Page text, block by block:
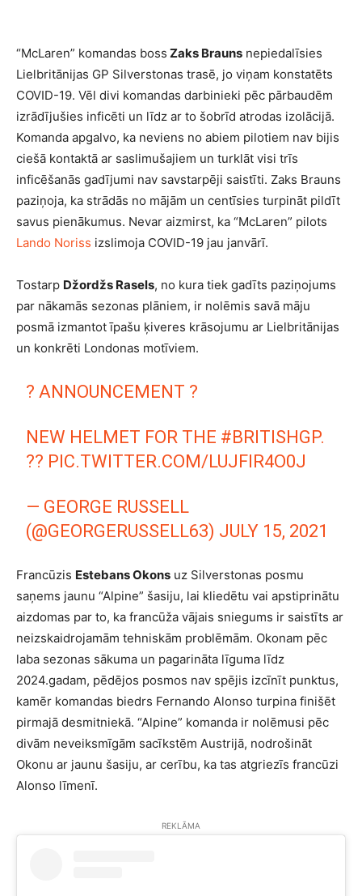
“McLaren” komandas boss Zaks Brauns nepiedalīsies
Lielbritānijas GP Silverstonas trasē, jo viņam konstatēts
COVID-19. Vēl divi komandas darbinieki pēc pārbaudēm
izrādījušies inficēti un līdz ar to šobrīd atrodas izolācijā.
Komanda apgalvo, ka neviens no abiem pilotiem nav bijis
ciešā kontaktā ar saslimušajiem un turklāt visi trīs
inficēšanās gadījumi nav savstarpēji saistīti. Zaks Brauns
paziņoja, ka strādās no mājām un centīsies turpināt pildīt
savus pienākumus. Nevar aizmirst, ka “McLaren” pilots
Lando Noriss izslimoja COVID-19 jau janvārī.
Tostarp Džordžs Rasels, no kura tiek gadīts paziņojums
par nākamās sezonas plāniem, ir nolēmis savā māju
posmā izmantot īpašu ķiveres krāsojumu ar Lielbritānijas
un konkrēti Londonas motīviem.
? ANNOUNCEMENT ?
NEW HELMET FOR THE #BRITISHGP.
?? PIC.TWITTER.COM/LUJFIR4O0J
— GEORGE RUSSELL
(@GEORGERUSSELL63) JULY 15, 2021
Francūzis Estebans Okons uz Silverstonas posmu
saņems jaunu “Alpine” šasiju, lai kliedētu vai apstiprinātu
aizdomas par to, ka francūža vājais sniegums ir saistīts ar
neizskaidrojamām tehniskām problēmām. Okonam pēc
laba sezonas sākuma un pagarināta līguma līdz
2024.gadam, pēdējos posmos nav spējis izcīnīt punktus,
kamēr komandas biedrs Fernando Alonso turpina finišēt
pirmajā desmitniekā. “Alpine” komanda ir nolēmusi pēc
divām neveiksmīgām sacīkstēm Austrijā, nodrošināt
Okonu ar jaunu šasiju, ar cerību, ka tas atgriezīs francūzi
Alonso līmenī.
REKLĀMA